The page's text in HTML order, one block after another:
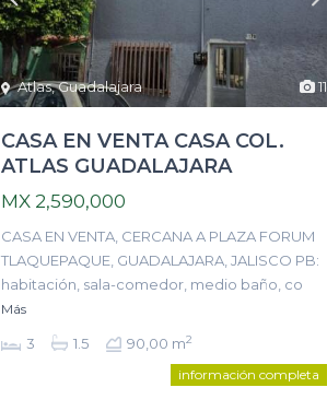
11
Atlas,Guadalajara
CASA EN VENTA CASA COL.
ATLAS GUADALAJARA
MX 2,590,000
CASA EN VENTA, CERCANA A PLAZA FORUM
TLAQUEPAQUE, GUADALAJARA, JALISCO PB:
habitación, sala-comedor, medio baño, co
Más
3 1.5 90,00 m2
información completa